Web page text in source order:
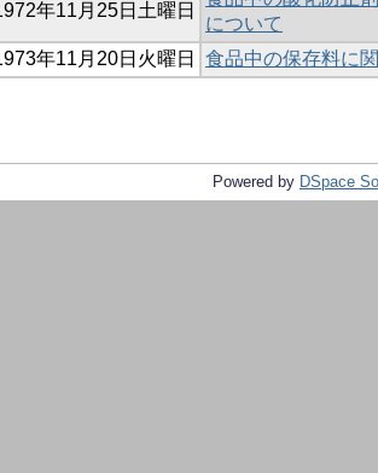
年11月25日土曜日
について
年11月20日火曜日
食品中の保存料に
Powered by DSpace